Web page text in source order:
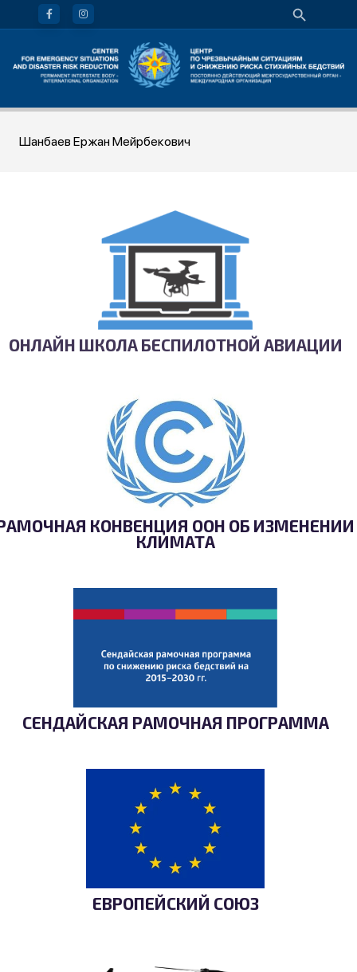
Шанбаев Ержан Мейрбекович
ОНЛАЙН ШКОЛА БЕСПИЛОТНОЙ АВИАЦИИ
КОНВЕНЦИЯ ООН ОБ ИЗМЕНЕНИИ
КЛИМАТА
СЕНДАЙСКАЯ РАМОЧНАЯ ПРОГРАММА
ЕВРОПЕЙСКИЙ СОЮЗ